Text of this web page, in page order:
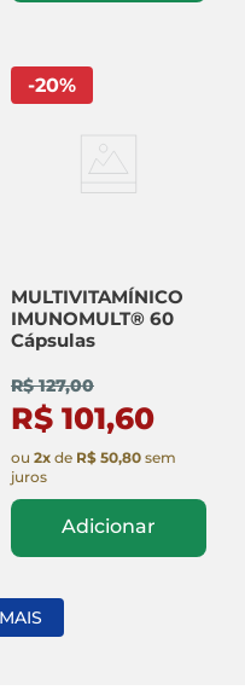
MULTIVITAMÍNICO
IMUNOMULT® 60
Cápsulas
-20%
R$ 127,00
R$ 101,60
ou 2x de R$ 50,80 sem
juros
Adicionar